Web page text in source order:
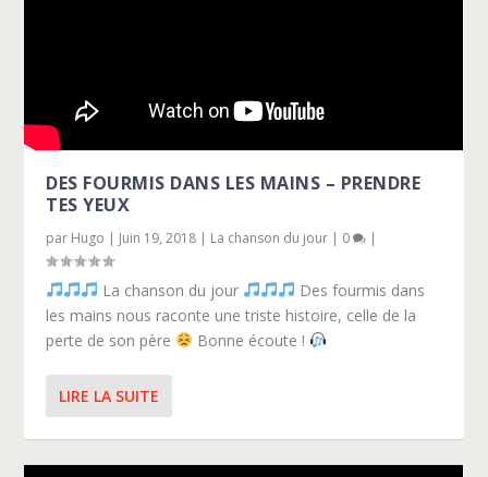
DES FOURMIS DANS LES MAINS – PRENDRE
TES YEUX
par Hugo | Juin 19, 2018 | La chanson du jour | 0 |
La chanson du jour
Des fourmis dans
les mains nous raconte une triste histoire, celle de la
perte de son père
Bonne écoute !
LIRE LA SUITE